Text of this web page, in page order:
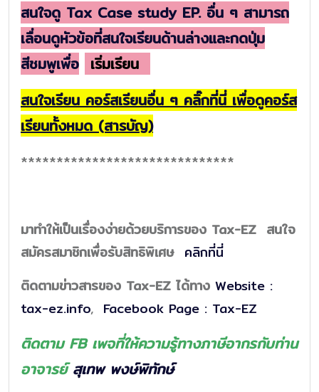
สนใจดู Tax Case study EP. อื่น ๆ สามารถ
เลื่อนดูหัวข้อที่สนใจเรียนด้านล่างและกดปุ่ม
สีชมพูเพื่อ เริ่มเรียน
สนใจเรียน คอร์สเรียนอื่น ๆ คลิ๊กที่นี่ เพื่อดูคอร์ส
เรียนทั้งหมด (สารบัญ)
******************************
มาทำให้เป็นเรื่องง่ายด้วยบริการของ Tax-EZ สนใจ
สมัครสมาชิกเพื่อรับสิทธิพิเศษ คลิกที่นี่
ติดตามข่าวสารของ Tax-EZ ได้ทาง Website :
tax-ez.info, Facebook Page : Tax-EZ
ติดตาม FB เพจที่ให้ความรู้ทางภาษีอากรกับท่าน
อาจารย์สุเทพ พงษ์พิทักษ์